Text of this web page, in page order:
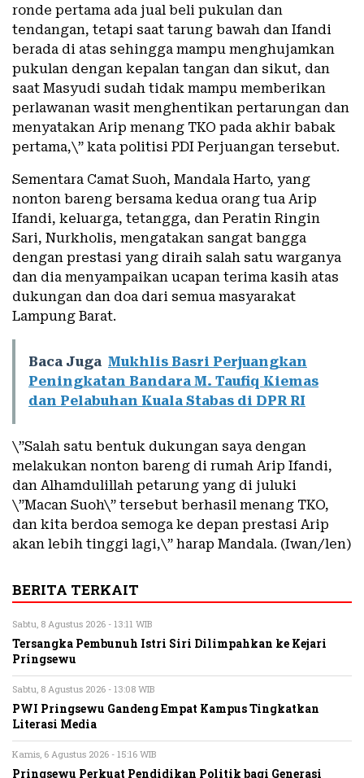
ronde pertama ada jual beli pukulan dan
tendangan, tetapi saat tarung bawah dan Ifandi
berada di atas sehingga mampu menghujamkan
pukulan dengan kepalan tangan dan sikut, dan
saat Masyudi sudah tidak mampu memberikan
perlawanan wasit menghentikan pertarungan dan
menyatakan Arip menang TKO pada akhir babak
pertama,\” kata politisi PDI Perjuangan tersebut.
Sementara Camat Suoh, Mandala Harto, yang
nonton bareng bersama kedua orang tua Arip
Ifandi, keluarga, tetangga, dan Peratin Ringin
Sari, Nurkholis, mengatakan sangat bangga
dengan prestasi yang diraih salah satu warganya
dan dia menyampaikan ucapan terima kasih atas
dukungan dan doa dari semua masyarakat
Lampung Barat.
Baca Juga Mukhlis Basri Perjuangkan
Peningkatan Bandara M. Taufiq Kiemas
dan Pelabuhan Kuala Stabas di DPR RI
\”Salah satu bentuk dukungan saya dengan
melakukan nonton bareng di rumah Arip Ifandi,
dan Alhamdulillah petarung yang di juluki
\”Macan Suoh\” tersebut berhasil menang TKO,
dan kita berdoa semoga ke depan prestasi Arip
akan lebih tinggi lagi,\” harap Mandala. (Iwan/len)
BERITA TERKAIT
Sabtu, 8 Agustus 2026 - 13:11 WIB
Tersangka Pembunuh Istri Siri Dilimpahkan ke Kejari
Pringsewu
Sabtu, 8 Agustus 2026 - 13:08 WIB
PWI Pringsewu Gandeng Empat Kampus Tingkatkan
Literasi Media
Kamis, 6 Agustus 2026 - 15:16 WIB
Pringsewu Perkuat Pendidikan Politik bagi Generasi